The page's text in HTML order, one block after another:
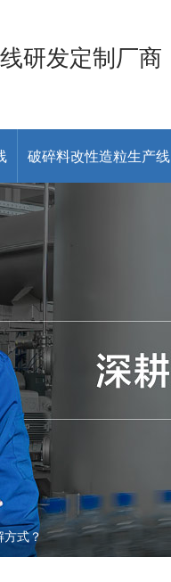
研发定制厂商
破碎料改性造粒生产线
式？